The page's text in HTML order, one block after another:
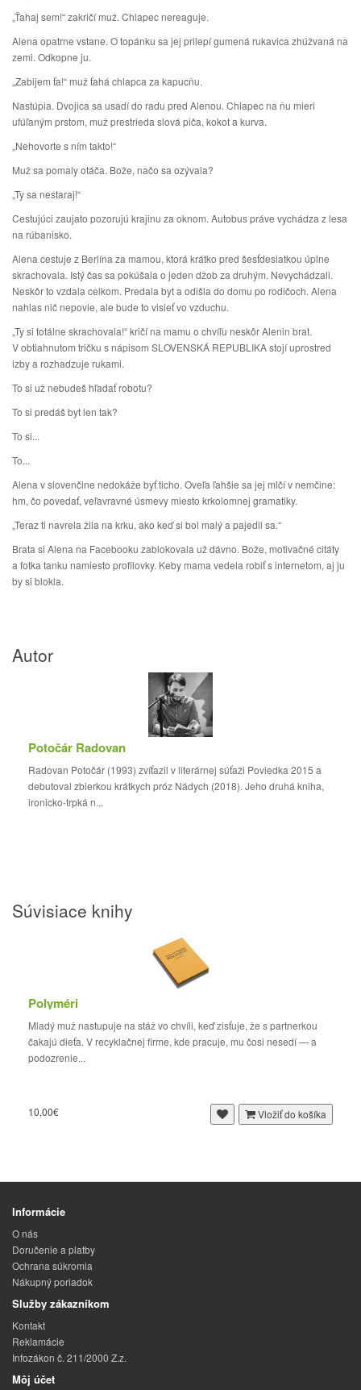
„Ťahaj sem!“ zakričí muž. Chlapec nereaguje.
Alena opatrne vstane. O topánku sa jej prilepí gumená rukavica zhúžvaná na
zemi. Odkopne ju.
„Zabijem ťa!“ muž ťahá chlapca za kapucňu.
Nastúpia. Dvojica sa usadí do radu pred Alenou. Chlapec na ňu mieri
ufúľaným prstom, muž prestrieda slová piča, kokot a kurva.
„Nehovorte s ním takto!“
Muž sa pomaly otáča. Bože, načo sa ozývala?
„Ty sa nestaraj!“
Cestujúci zaujato pozorujú krajinu za oknom. Autobus práve vychádza z lesa
na rúbanisko.
Alena cestuje z Berlína za mamou, ktorá krátko pred šesťdesiatkou úplne
skrachovala. Istý čas sa pokúšala o jeden džob za druhým. Nevychádzali.
Neskôr to vzdala celkom. Predala byt a odišla do domu po rodičoch. Alena
nahlas nič nepovie, ale bude to visieť vo vzduchu.
„Ty si totálne skrachovala!“ kričí na mamu o chvíľu neskôr Alenin brat.
V obtiahnutom tričku s nápisom SLOVENSKÁ REPUBLIKA stojí uprostred
izby a rozhadzuje rukami.
To si už nebudeš hľadať robotu?
To si predáš byt len tak?
To si...
To...
Alena v slovenčine nedokáže byť ticho. Oveľa ľahšie sa jej mlčí v nemčine:
hm, čo povedať, veľavravné úsmevy miesto krkolomnej gramatiky.
„Teraz ti navrela žila na krku, ako keď si bol malý a pajedil sa.“
Brata si Alena na Facebooku zablokovala už dávno. Bože, motivačné citáty
a fotka tanku namiesto profilovky. Keby mama vedela robiť s internetom, aj ju
by si blokla.
Autor
Potočár Radovan
Radovan Potočár (1993) zvíťazil v literárnej súťaži Poviedka 2015 a
debutoval zbierkou krátkych próz Nádych (2018). Jeho druhá kniha,
ironicko-trpká n...
Súvisiace knihy
Polyméri
Mladý muž nastupuje na stáž vo chvíli, keď zisťuje, že s partnerkou
čakajú dieťa. V recyklačnej firme, kde pracuje, mu čosi nesedí — a
podozrenie...
10,00€ Vložiť do košíka
Informácie
O nás
Doručenie a platby
Ochrana súkromia
Nákupný poriadok
Služby zákazníkom
Kontakt
Reklamácie
Infozákon č. 211/2000 Z.z.
Môj účet